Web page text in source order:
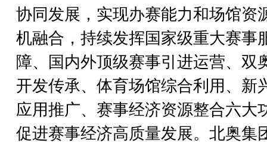
协同发展，实现办赛能力和场馆资
机融合，持续发挥国家级重大赛事
障、国内外顶级赛事引进运营、双
开发传承、体育场馆综合利用、新
应用推广、赛事经济资源整合六大
促进赛事经济高质量发展。北奥集